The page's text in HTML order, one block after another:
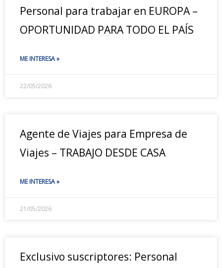
Personal para trabajar en EUROPA –
OPORTUNIDAD PARA TODO EL PAÍS
ME INTERESA »
22/05/2026
Agente de Viajes para Empresa de
Viajes – TRABAJO DESDE CASA
ME INTERESA »
21/05/2026
Exclusivo suscriptores: Personal